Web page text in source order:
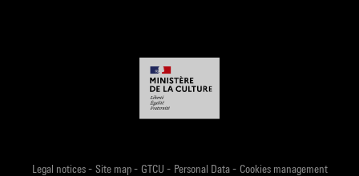
Legal notices- Site map- GTCU - Personal Data- Cookies management